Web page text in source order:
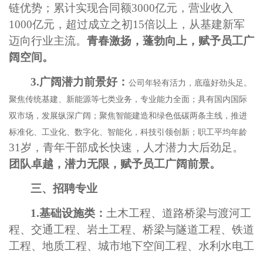
链优势；累计实现合同额3000亿元，营业收入
1000亿元，超过成立之初15倍以上，从基建新军
迈向行业主流。 青春激扬，蓬勃向上，赋予员工广
阔空间。
3.广阔潜力前景好： 公司年轻有活力，底蕴好劲头足。
聚焦传统基建、新能源等七类业务，专业能力全面；具有国内国际
双市场，发展纵深广阔；聚焦智能建造和绿色低碳两条主线，推进
标准化、工业化、数字化、智能化，科技引领创新；职工平均年龄
31岁，青年干部成长快速，人才潜力大后劲足。
团队卓越，潜力无限，赋予员工广阔前景。
三、招聘专业
1.基础设施类： 土木工程、道路桥梁与渡河工
程、 交通工程、 岩土工程、 桥梁与隧道工程、铁道
工程、 地质工程、 城市地下空间工程、 水利水电工